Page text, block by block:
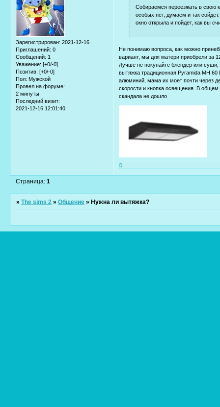
Зарегистрирован: 2021-12-16
Приглашений: 0
Сообщений: 1
Уважение: [+0/-0]
Позитив: [+0/-0]
Пол: Мужской
Провел на форуме:
2 минуты
Последний визит:
2021-12-16 12:01:40
Собираемся переезжать в свою
особых нет, думаем и так
окно открыла и пойдет, как вы
Не понимаю вопроса, как можно
вариант, мы для матери приобрели за
Лучше не покупайте блендер или
вытяжка традиционная Pyramida MH 60
алюминий, мама их моет почти через
скорости и кнопка освещения. В общем
скандала не дошло
0
Страница:1
»The sims 2 »Общение » Нужна ли вытяжка?